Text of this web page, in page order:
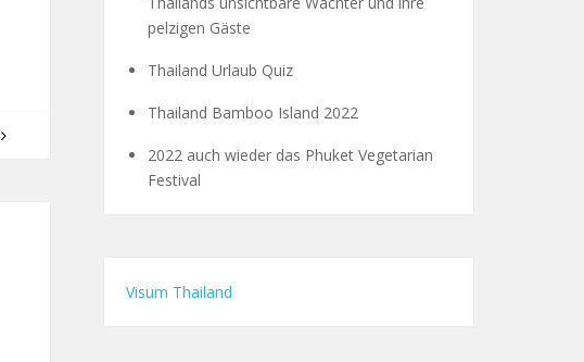
pelzigen Gäste
Thailand Urlaub Quiz
Thailand Bamboo Island 2022
2022 auch wieder das Phuket Vegetarian
Festival
Visum Thailand